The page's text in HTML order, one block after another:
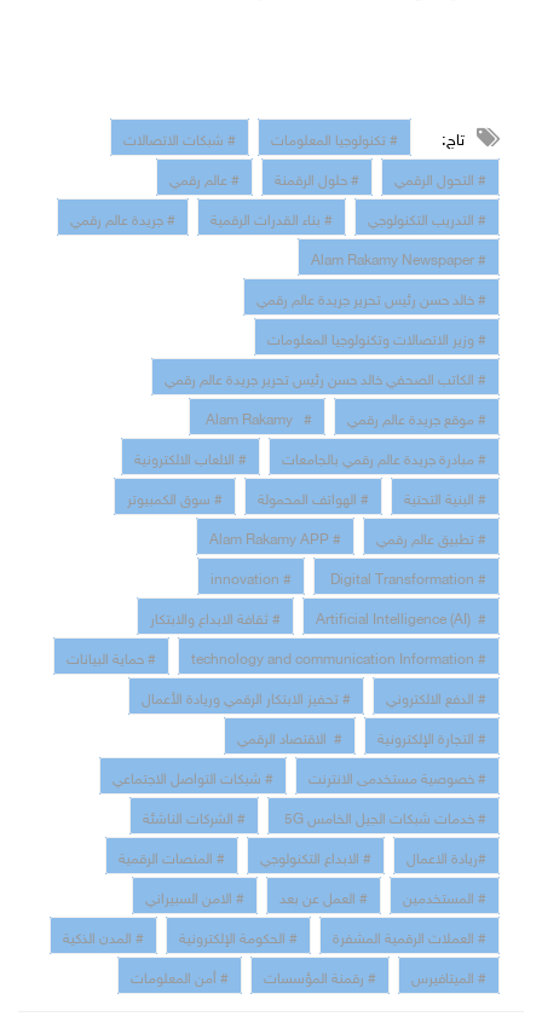
تاج: # تكنولوجيا المعلومات
# شبكات الاتصالات
# التحول الرقمي
# حلول الرقمنة
# عالم رقمي
# التدريب التكنولوجي
# بناء القدرات الرقمية
# جريدة عالم رقمي
# Alam Rakamy Newspaper
# خالد حسن رئيس تحرير جريدة عالم رقمي
# وزير الاتصالات وتكنولوجيا المعلومات
# الكاتب الصحفي خالد حسن رئيس تحرير جريدة عالم رقمي
# موقع جريدة عالم رقمي
# Alam Rakamy
# مبادرة جريدة عالم رقمي بالجامعات
# الالعاب الالكترونية
# البنية التحتية
# الهواتف المحمولة
# سوق الكمبيوتر
# تطبيق عالم رقمي
# Alam Rakamy APP
# Digital Transformation
# innovation
# Artificial Intelligence (AI)
# ثقافة الابداع والابتكار
# technology and communication Information
# حماية البيانات
# الدفع الالكتروني
# تحفيز الابتكار الرقمي وريادة الأعمال
# التجارة الإلكترونية
# الاقتصاد الرقمي
# خصوصية مستخدمى الانترنت
# شبكات التواصل الاجتماعي
# خدمات شبكات الجيل الخامس 5G
# الشركات الناشئة
#ريادة الاعمال
# الابداع التكنولوجي
# المنصات الرقمية
# المستخدمين
# العمل عن بعد
# الامن السبيراني
# العملات الرقمية المشفرة
# الحكومة الإلكترونية
# المدن الذكية
# الميتافيرس
# رقمنة المؤسسات # أمن المعلومات